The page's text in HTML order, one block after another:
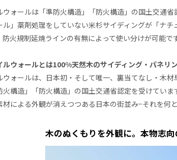
ウォールは「準防火構造」「防火構造」の国土交通
ル」薬剤処理をしていない米杉サイディングが「ナ
防火規制延焼ラインの有無によって使い分けが可能です
ルウォールとは100%天然木のサイディング・パネリン
ウォールは、日本初・そして唯一、裏当てなし・木材
火構造」「防火構造」の国土交通省認定を受けていま
材による外観が消えつつある日本の街並み−それを何
木のぬくもりを外観に。本物志